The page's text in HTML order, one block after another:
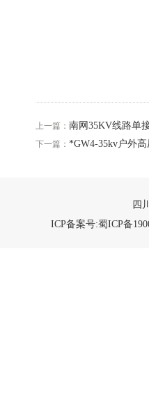
上一篇： 南网35KV线路单
下一篇： *GW4-35kv户外
四
ICP备案号:蜀ICP备